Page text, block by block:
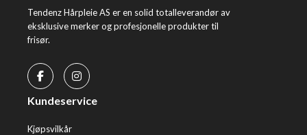
Tendenz Hårpleie AS er en solid totalleverandør av
eksklusive merker og profesjonelle produkter til
frisør.
Kundeservice
Kjøpsvilkår